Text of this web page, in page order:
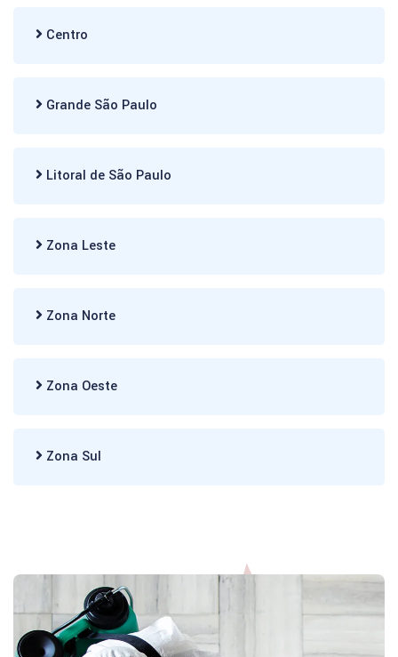
Centro
Grande São Paulo
Litoral de São Paulo
Zona Leste
Zona Norte
Zona Oeste
Zona Sul